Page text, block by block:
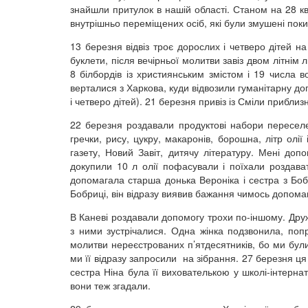
знайшли притулок в нашій області. Станом на 28
внутрішньо переміщених осіб, які були змушені
13 березня відвіз троє дорослих і четверо дітей
буклети, після вечірньої молитви завіз двом
8 білбордів із християнським змістом і 19 числа
верталися з Харкова, куди відвозили гуманітарну
і четверо дітей). 21 березня привіз із Сміли
22 березня роздавали продуктові набори
гречки, рису, цукру, макаронів, борошна, літр
газету, Новий Завіт, дитячу літературу. Мені
докупили 10 л олії пофасували і поїхали
допомагала старша донька Вероніка і сестра з
Бобриці, він відразу виявив бажання чимось
В Каневі роздавали допомогу трохи по-іншому.
з ними зустрічалися. Одна жінка подзвонила,
молитви нереєстрованих п’ятдесятників, бо ми
ми її відразу запросили на зібрання. 27 березня
сестра Ніна була її вихователькою у школі-
вони теж згадали.